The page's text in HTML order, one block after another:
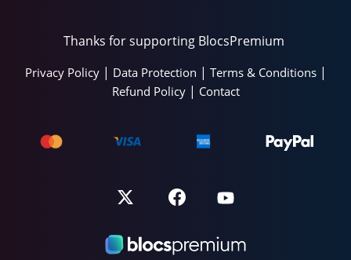
Thanks for supporting BlocsPremium
Privacy Policy| Data Protection | Terms & Conditions|
Refund Policy| Contact